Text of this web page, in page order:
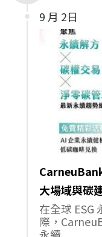
9 月 2日
大場域與碳
在全球 ESG
際，